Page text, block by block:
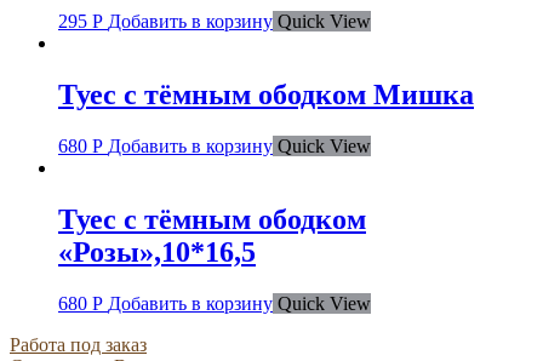
295 Р Добавить в корзину Quick View
Туес с тёмным ободком Мишка
680 Р Добавить в корзину Quick View
Туес с тёмным ободком
«Розы»,10*16,5
680 Р Добавить в корзину Quick View
Работа под заказ